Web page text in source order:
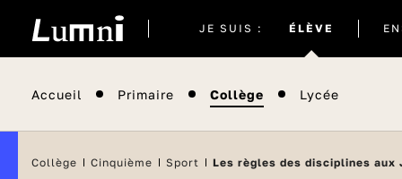
JE SUIS : ÉLÈVE
actuel
Accueil Primaire Collège Lycée
Collège Cinquième Sport Les règles des disciplines aux